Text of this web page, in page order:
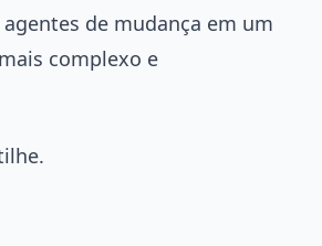
de mudança em um
complexo e